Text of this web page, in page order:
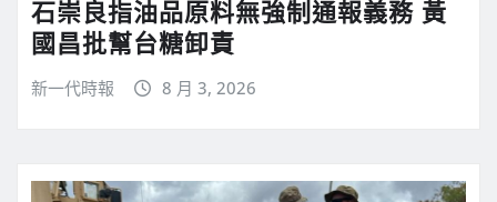
石崇良指油品原料無強制通報義務 黃
國昌批幫台糖卸責
新一代時報 8 月 3, 2026